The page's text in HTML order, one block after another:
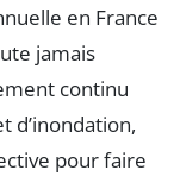
en France
jamais
continu
d’inondation,
pour faire